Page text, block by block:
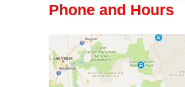
Phone and Hours